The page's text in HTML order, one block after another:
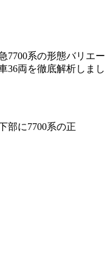
7700系の形態バリエー
36両を徹底解析しまし